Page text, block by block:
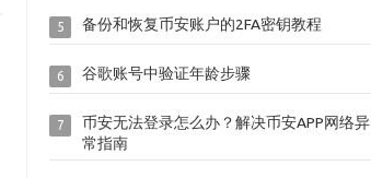
5 备份和恢复币安账户的2FA密钥教程
6 谷歌账号中验证年龄步骤
7
币安无法登录怎么办？解决币安APP网络异
常指南